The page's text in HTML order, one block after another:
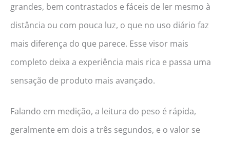
grandes, bem contrastados e fáceis de ler mesmo à
distância ou com pouca luz, o que no uso diário faz
mais diferença do que parece. Esse visor mais
completo deixa a experiência mais rica e passa uma
sensação de produto mais avançado.
Falando em medição, a leitura do peso é rápida,
geralmente em dois a três segundos, e o valor se